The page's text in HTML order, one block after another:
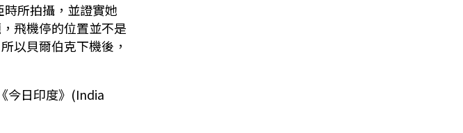
所拍攝，並證實她
飛機停的位置並不是
以貝爾伯克下機後，
今日印度》(India